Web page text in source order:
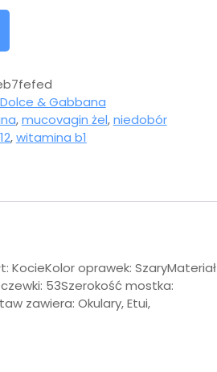
Dolce & Gabbana
,mucovagin żel,niedobór
,witamina b1
KocieKolor oprawek: SzaryMateriał
53Szerokość mostka:
zawiera: Okulary, Etui,